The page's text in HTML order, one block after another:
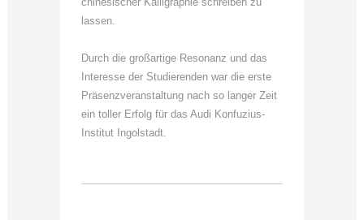
lassen.
Durch die großartige Resonanz und das
Interesse der Studierenden war die erste
Präsenzveranstaltung nach so langer Zeit
ein toller Erfolg für das Audi Konfuzius-
Institut Ingolstadt.